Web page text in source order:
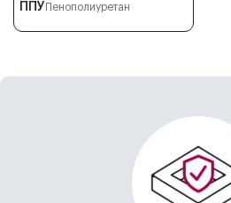
ППУ Пенополиуретан